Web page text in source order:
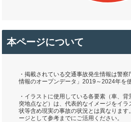
本ページについて
・掲載されている交通事故発生情報は警
情報のオープンデータ」2019～2024年を
・イラストに使用している各要素（車、
突地点など）は、代表的なイメージをイ
状等含め現実の事故の状況とは異なります
ージとして参考までにご活用ください。